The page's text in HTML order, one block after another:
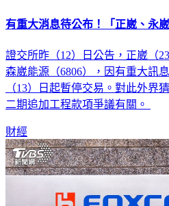
有重大消息待公布！「正崴、永
證交所昨（12）日公告，正崴（
森崴能源（6806），因有重大訊
（13）日起暫停交易。對此外界
二期追加工程款項爭議有關。
財經